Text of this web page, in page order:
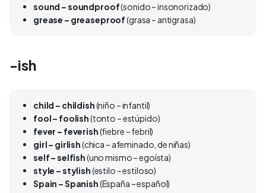
sound – soundproof(sonido – insonorizado)
grease – greaseproof(grasa – antigrasa)
-ish
child – childish(niño – infantil)
fool – foolish(tonto – estúpido)
fever – feverish(fiebre – febril)
girl – girlish(chica – afeminado, de niñas)
self – selfish(uno mismo – egoísta)
style – stylish(estilo – estiloso)
Spain – Spanish(España – español)